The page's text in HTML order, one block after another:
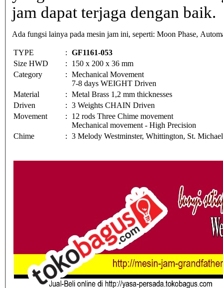
jam dapat terjaga dengan baik.
Ada fungsi lainya pada mesin jam ini, seperti: Moon Phase,
TYPE : GF1161-053
Size HWD
:
150 x 200 x 36 mm
Category
: Mechanical Movement
7-8 days WEIGHT Driven
Material
: Metal Brass 1,2 mm thicknesses
Driven
: 3 Weights CHAIN Driven
Movement
:
12 rods Three Chime movement
Mechanical movement - High Precision
Chime
: 3 Melody Westminster, Whittington, St.